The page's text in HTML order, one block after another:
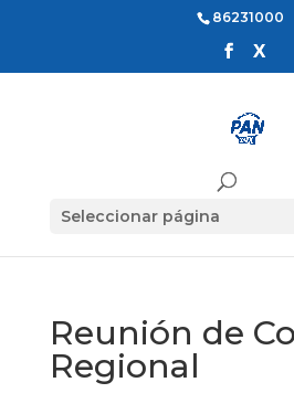
86231000
Seleccionar página
Reunión de
Regional